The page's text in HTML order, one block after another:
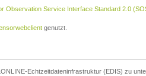
Observation Service Interface Standard 2.0
genutzt.
Echtzeitdateninfrastruktur (EDIS) zu